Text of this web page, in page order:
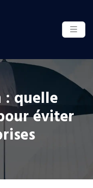
: quelle
éviter